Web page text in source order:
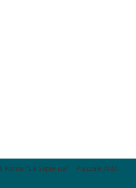
Roma "La Sapienza" - Piazzale Aldo